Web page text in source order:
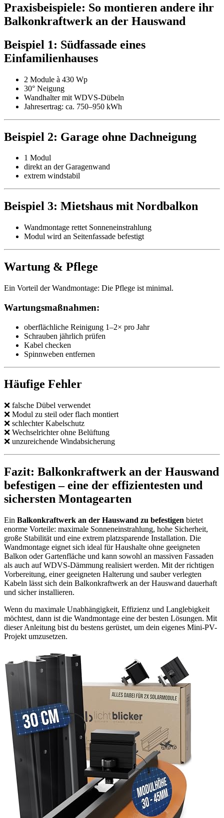
Praxisbeispiele: So montieren andere ihr
Balkonkraftwerk an der Hauswand
Beispiel 1: Südfassade eines
Einfamilienhauses
2 Module à 430 Wp
30° Neigung
Wandhalter mit WDVS-Dübeln
Jahresertrag: ca. 750–950 kWh
Beispiel 2: Garage ohne Dachneigung
1 Modul
direkt an der Garagenwand
extrem windstabil
Beispiel 3: Mietshaus mit Nordbalkon
Wandmontage rettet Sonneneinstrahlung
Modul wird an Seitenfassade befestigt
Wartung & Pflege
Ein Vorteil der Wandmontage: Die Pflege ist minimal.
Wartungsmaßnahmen:
oberflächliche Reinigung 1–2× pro Jahr
Schrauben jährlich prüfen
Kabel checken
Spinnweben entfernen
Häufige Fehler
❌ falsche Dübel verwendet
❌ Modul zu steil oder flach montiert
❌ schlechter Kabelschutz
❌ Wechselrichter ohne Belüftung
❌ unzureichende Windabsicherung
Fazit: Balkonkraftwerk an der Hauswand
befestigen – eine der effizientesten und
sichersten Montagearten
Ein Balkonkraftwerk an der Hauswand zu befestigen bietet
enorme Vorteile: maximale Sonneneinstrahlung, hohe Sicherheit,
große Stabilität und eine extrem platzsparende Installation. Die
Wandmontage eignet sich ideal für Haushalte ohne geeigneten
Balkon oder Gartenfläche und kann sowohl an massiven Fassaden
als auch auf WDVS-Dämmung realisiert werden. Mit der richtigen
Vorbereitung, einer geeigneten Halterung und sauber verlegten
Kabeln lässt sich dein Balkonkraftwerk an der Hauswand dauerhaft
und sicher installieren.
Wenn du maximale Unabhängigkeit, Effizienz und Langlebigkeit
möchtest, dann ist die Wandmontage eine der besten Lösungen. Mit
dieser Anleitung bist du bestens gerüstet, um dein eigenes Mini-PV-
Projekt umzusetzen.